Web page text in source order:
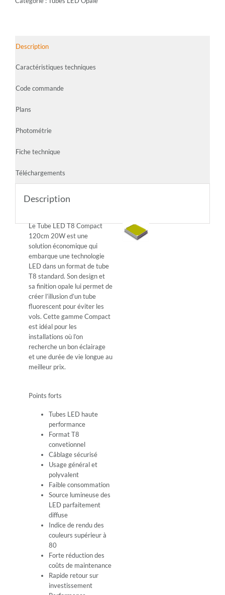
Description
Caractéristiques techniques
Code commande
Plans
Photométrie
Fiche technique
Téléchargements
Description
Le Tube LED T8 Compact
120cm 20W est une
solution économique qui
embarque une technologie
LED dans un format de tube
T8 standard. Son design et
sa finition opale lui permet de
créer l’illusion d’un tube
fluorescent pour éviter les
vols. Cette gamme Compact
est idéal pour les
installations où l’on
recherche un bon éclairage
et une durée de vie longue au
meilleur prix.
Points forts
Tubes LED haute
performance
Format T8
convetionnel
Câblage sécurisé
Usage général et
polyvalent
Faible consommation
Source lumineuse des
LED parfaitement
diffuse
Indice de rendu des
couleurs supérieur à
80
Forte réduction des
coûts de maintenance
Rapide retour sur
investissement